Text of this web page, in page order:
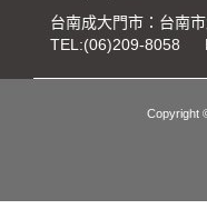
台南成大門市：台南
TEL:(06)209-8058
Copyright